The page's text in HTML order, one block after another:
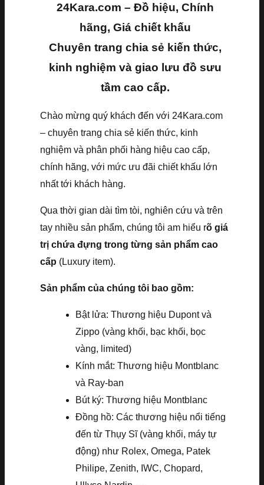
24Kara.com – Đồ hiệu, Chính
hãng, Giá chiết khấu
Chuyên trang chia sẻ kiến thức,
kinh nghiệm và giao lưu đồ sưu
tầm cao cấp.
Chào mừng quý khách đến với 24Kara.com
– chuyên trang chia sẻ kiến thức, kinh
nghiệm và phân phối hàng hiệu cao cấp,
chính hãng, với mức ưu đãi chiết khấu lớn
nhất tới khách hàng.
Qua thời gian dài tìm tòi, nghiên cứu và trên
tay nhiều sản phẩm, chúng tôi am hiểu rõ giá
trị chứa đựng trong từng sản phẩm cao
cấp (Luxury item).
Sản phẩm của chúng tôi bao gồm:
Bật lửa: Thương hiệu Dupont và
Zippo (vàng khối, bạc khối, bọc
vàng, limited)
Kính mắt: Thương hiệu Montblanc
và Ray-ban
Bút ký: Thương hiệu Montblanc
Đồng hồ: Các thương hiệu nổi tiếng
đến từ Thụy Sĩ (vàng khối, máy tự
động) như Rolex, Omega, Patek
Philipe, Zenith, IWC, Chopard,